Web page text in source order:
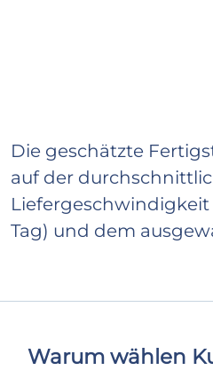
Die geschätzte
auf der
Liefergeschwindigkeit
Tag) und dem
Warum wählen